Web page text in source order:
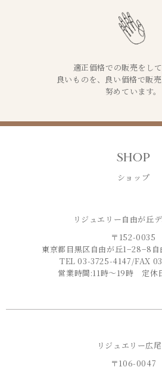
適正価格での販売をして
良いものを、良い価格で販
努めています。
SHOP
ショップ
リジュエリー自由が丘
〒152-0035
東京都目黒区自由が丘1−28−8自
TEL 03-3725-4147/FAX
営業時間:11時〜19時 定休
リジュエリー広
〒106-0047